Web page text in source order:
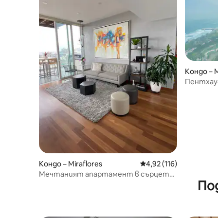
Кондо – Miraflores Средна оценка: 4,92
4,92 (116)
Мечтаният апартамент в сърцето
Кондо –